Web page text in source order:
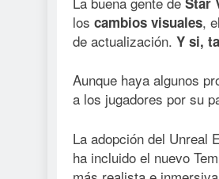
los cambios visuales,
de actualización. Y si,
Aunque haya algunos
a los jugadores por su
La adopción del Unreal
ha incluido el nuevo